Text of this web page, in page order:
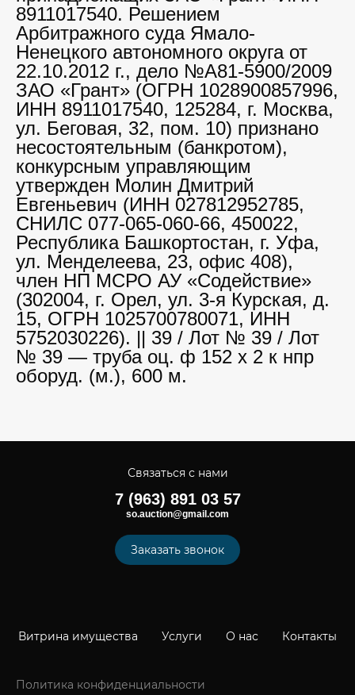
8911017540. Решением
Арбитражного суда Ямало-
Ненецкого автономного округа от
22.10.2012 г., дело №А81-5900/2009
ЗАО «Грант» (ОГРН 1028900857996,
ИНН 8911017540, 125284, г. Москва,
ул. Беговая, 32, пом. 10) признано
несостоятельным (банкротом),
конкурсным управляющим
утвержден Молин Дмитрий
Евгеньевич (ИНН 027812952785,
СНИЛС 077-065-060-66, 450022,
Республика Башкортостан, г. Уфа,
ул. Менделеева, 23, офис 408),
член НП МСРО АУ «Содействие»
(302004, г. Орел, ул. 3-я Курская, д.
15, ОГРН 1025700780071, ИНН
5752030226). || 39 / Лот № 39 / Лот
№ 39 — труба оц. ф 152 х 2 к нпр
оборуд. (м.), 600 м.
Витрина имущества Услуги О нас Контакты
Политика конфиденциальности
Связаться с нами
7 (963) 891 03 57
so.auction@gmail.com
Заказать звонок